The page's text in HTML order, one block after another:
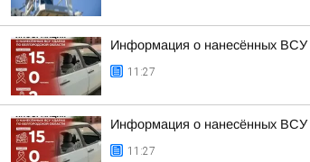
Информация о нанесённых ВСУ
11:27
Информация о нанесённых ВСУ
11:27